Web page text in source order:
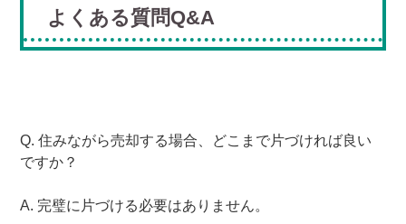
よくある質問Q&A
Q. 住みながら売却する場合、どこまで片づければ良い
ですか？
A. 完璧に片づける必要はありません。